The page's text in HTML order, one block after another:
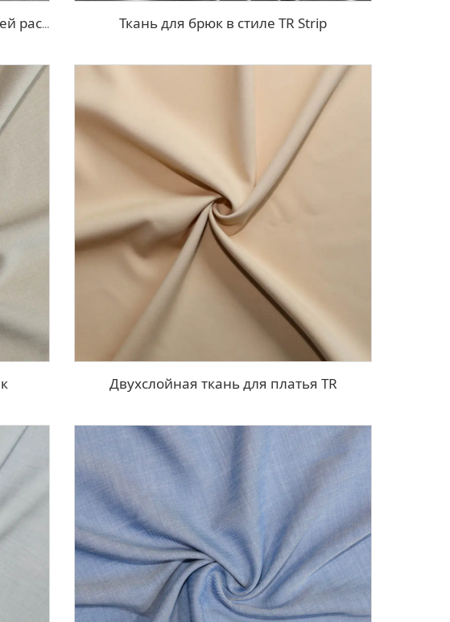
Ткань для брюк TR с четырехсторонней растяжкой Ткань для брюк в стиле TR Strip
Двухслойная ткань для платья TR